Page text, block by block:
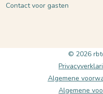
Contact voor gasten
© 2026
Algemene
Algemene